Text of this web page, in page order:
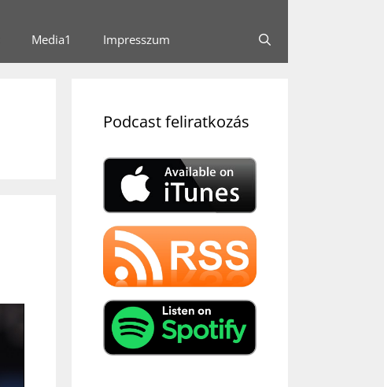
Media1 Impresszum
Podcast feliratkozás